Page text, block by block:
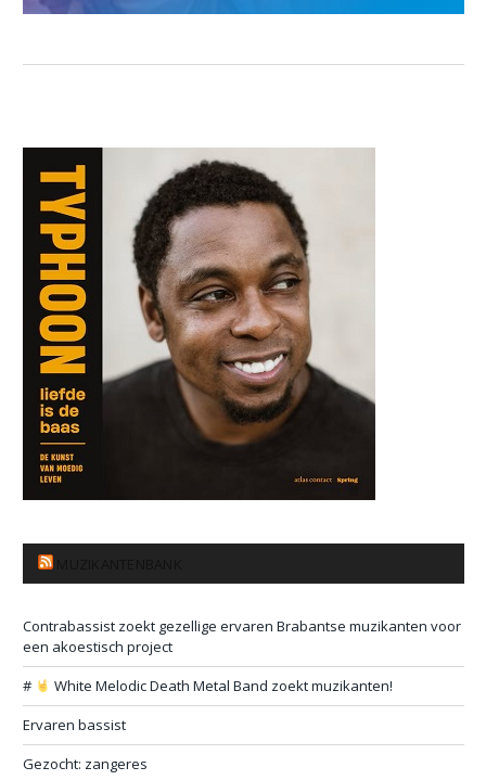
Contrabassist zoekt gezellige ervaren Brabantse muzikanten voor
een akoestisch project
#
White Melodic Death Metal Band zoekt muzikanten!
Ervaren bassist
Gezocht: zangeres